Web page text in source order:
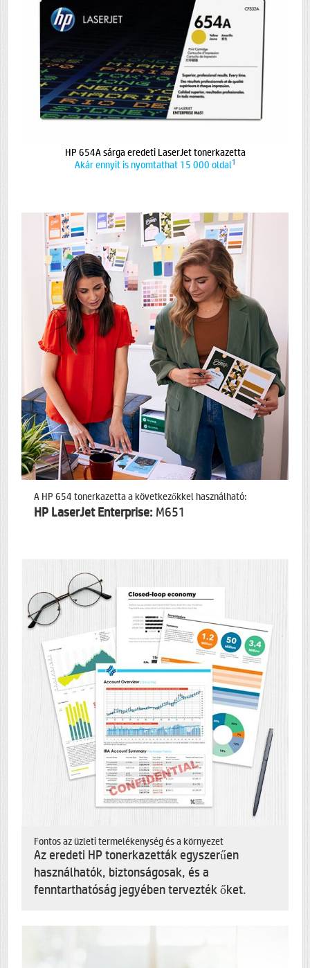
HP 654A sárga eredeti LaserJet tonerkazetta
Akár ennyit is nyomtathat 15 000 oldal1
A HP 654 tonerkazetta a következőkkel használható:
HP LaserJet Enterprise: M651
Fontos az üzleti termelékenység és a környezet
Az eredeti HP tonerkazetták egyszerűen
használhatók, biztonságosak, és a
fenntarthatóság jegyében tervezték őket.